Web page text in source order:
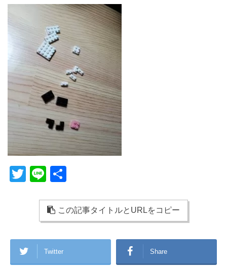
T
er
Li
e この記事タイトルとURLをコピー
Twitter Share